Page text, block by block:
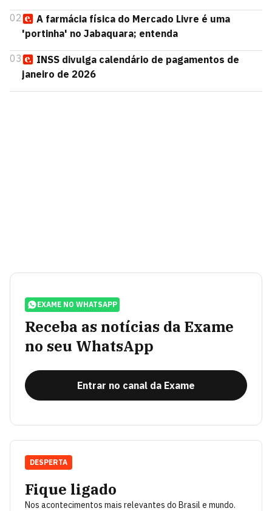
02
A farmácia física do Mercado Livre é uma
'portinha' no Jabaquara; entenda
03
INSS divulga calendário de pagamentos de
janeiro de 2026
EXAME NO WHATSAPP
Receba as notícias da Exame
no seu WhatsApp
Entrar no canal da Exame
Fique ligado
Nos acontecimentos mais relevantes do Brasil e mundo.
DESPERTA